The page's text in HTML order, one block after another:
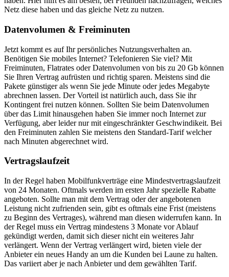
Netz diese haben und das gleiche Netz zu nutzen.
Datenvolumen & Freiminuten
Jetzt kommt es auf Ihr persönliches Nutzungsverhalten an.
Benötigen Sie mobiles Internet? Telefonieren Sie viel? Mit
Freiminuten, Flatrates oder Datenvolumen von bis zu 20 Gb können
Sie Ihren Vertrag aufrüsten und richtig sparen. Meistens sind die
Pakete günstiger als wenn Sie jede Minute oder jedes Megabyte
abrechnen lassen. Der Vorteil ist natürlich auch, dass Sie ihr
Kontingent frei nutzen können. Sollten Sie beim Datenvolumen
über das Limit hinausgehen haben Sie immer noch Internet zur
Verfügung, aber leider nur mit eingeschränkter Geschwindikeit. Bei
den Freiminuten zahlen Sie meistens den Standard-Tarif welcher
nach Minuten abgerechnet wird.
Vertragslaufzeit
In der Regel haben Mobilfunkverträge eine Mindestvertragslaufzeit
von 24 Monaten. Oftmals werden im ersten Jahr spezielle Rabatte
angeboten. Sollte man mit dem Vertrag oder der angebotenen
Leistung nicht zufrienden sein, gibt es oftmals eine Frist (meistens
zu Beginn des Vertrages), während man diesen widerrufen kann. In
der Regel muss ein Vertrag mindestens 3 Monate vor Ablauf
gekündigt werden, damit sich dieser nicht ein weiteres Jahr
verlängert. Wenn der Vertrag verlängert wird, bieten viele der
Anbieter ein neues Handy an um die Kunden bei Laune zu halten.
Das variiert aber je nach Anbieter und dem gewählten Tarif.